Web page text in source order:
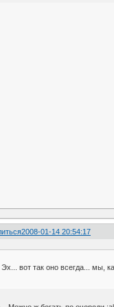
2008-01-14 20:54:17
Эх... вот так оно всегда... мы,